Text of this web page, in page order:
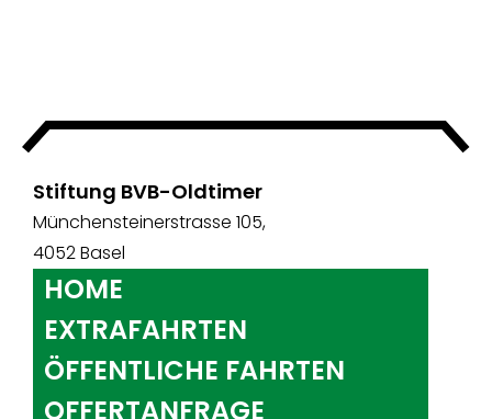
Stiftung BVB-Oldtimer
Münchensteinerstrasse 105,
4052 Basel
HOME
EXTRAFAHRTEN
ÖFFENTLICHE FAHRTEN
OFFERTANFRAGE